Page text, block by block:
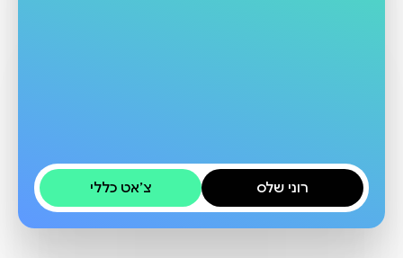
רוני שלס צ׳אט כללי